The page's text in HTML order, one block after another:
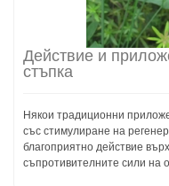
Действие и
стъпка
Някои традиционни
със стимулиране на
благоприятно действие
съпротивителните сили на